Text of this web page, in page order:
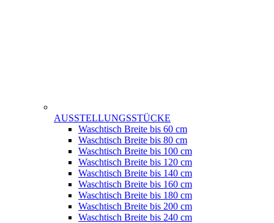
AUSSTELLUNGSSTÜCKE
Waschtisch Breite bis 60 cm
Waschtisch Breite bis 80 cm
Waschtisch Breite bis 100 cm
Waschtisch Breite bis 120 cm
Waschtisch Breite bis 140 cm
Waschtisch Breite bis 160 cm
Waschtisch Breite bis 180 cm
Waschtisch Breite bis 200 cm
Waschtisch Breite bis 240 cm